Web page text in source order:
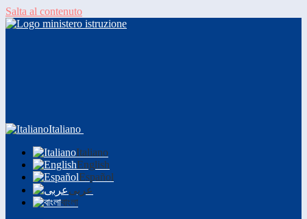
Salta al contenuto
Italiano
Italiano
English
Español
عربى
বাংলা